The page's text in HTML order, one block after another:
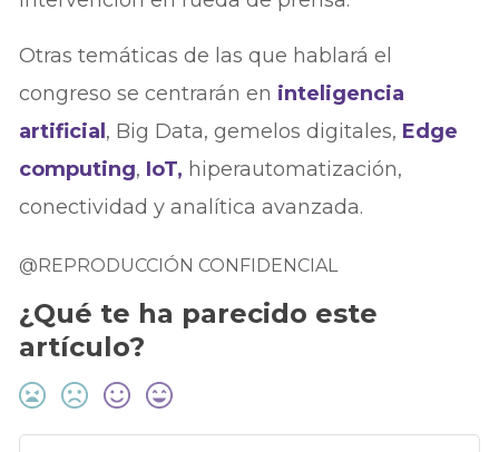
Otras temáticas de las que hablará el
congreso se centrarán en inteligencia
artificial , Big Data, gemelos digitales, Edge
computing, IoT, hiperautomatización,
conectividad y analítica avanzada.
@REPRODUCCIÓN CONFIDENCIAL
¿Qué te ha parecido este
artículo?